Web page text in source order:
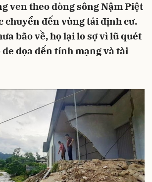
ven theo dòng sông Nậm Piệt
chuyển đến vùng tái định cư.
bão về, họ lại lo sợ vì lũ quét
dọa đến tính mạng và tài